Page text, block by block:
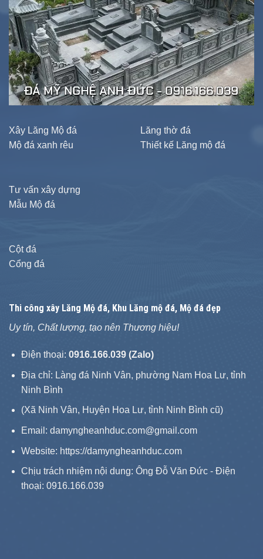
Xây Lăng Mộ đá
Mộ đá xanh rêu
Lăng thờ đá
Thiết kế Lăng mộ đá
Tư vấn xây dựng
Mẫu Mộ đá
Cột đá
Cổng đá
Thi công xây Lăng Mộ đá, Khu Lăng mộ đá, Mộ đá đẹp
Uy tín, Chất lượng, tạo nên Thương hiệu!
Điện thoại: 0916.166.039 (Zalo)
Địa chỉ: Làng đá Ninh Vân, phường Nam Hoa Lư, tỉnh
Ninh Bình
(Xã Ninh Vân, Huyện Hoa Lư, tỉnh Ninh Bình cũ)
Email: damyngheanhduc.com@gmail.com
Website: https://damyngheanhduc.com
Chịu trách nhiệm nội dung: Ông Đỗ Văn Đức - Điện
thoại: 0916.166.039